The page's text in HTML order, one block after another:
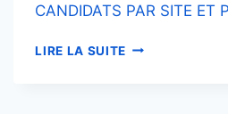
CANDIDATS PAR SITE ET
LIRE LA SUITE PLANNING